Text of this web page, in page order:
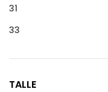
31
33
TALLE